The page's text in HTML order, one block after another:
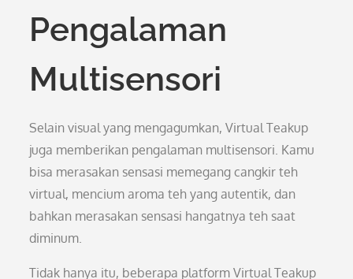
Pengalaman
Multisensori
Selain visual yang mengagumkan, Virtual Teakup
juga memberikan pengalaman multisensori. Kamu
bisa merasakan sensasi memegang cangkir teh
virtual, mencium aroma teh yang autentik, dan
bahkan merasakan sensasi hangatnya teh saat
diminum.
Tidak hanya itu, beberapa platform Virtual Teakup